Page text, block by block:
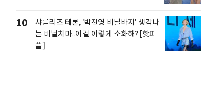
10
샤를리즈 테론, '박진영 비닐바지' 생각나
는 비닐치마..이걸 이렇게 소화해? [핫피
플]